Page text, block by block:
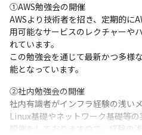
①AWS勉強会の開催
AWSより技術者を招き、定期的に
用可能なサービスのレクチャーや
れています。
この勉強会を通じて最新かつ多様
能となっています。
②社内勉強会の開催
社内有識者がインフラ経験の浅い
Linux基礎やネットワーク基礎等
開催をしておりますので、経験の